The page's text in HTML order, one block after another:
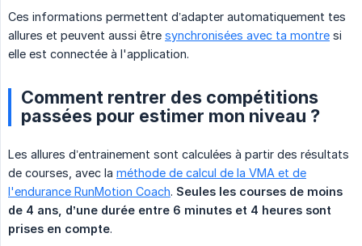
Ces informations permettent d’adapter automatiquement tes
allures et peuvent aussi être synchronisées avec ta montre si
elle est connectée à l'application.
Comment rentrer des compétitions
passées pour estimer mon niveau ?
Les allures d’entrainement sont calculées à partir des résultats
de courses, avec la méthode de calcul de la VMA et de
l'endurance RunMotion Coach. Seules les courses de moins
de 4 ans, d’une durée entre 6 minutes et 4 heures sont
prises en compte.